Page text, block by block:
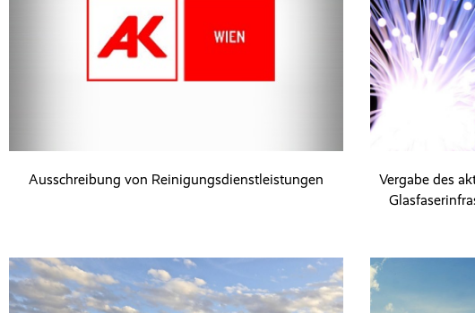
Ausschreibung von Reinigungsdienstleistungen
Vergabe des